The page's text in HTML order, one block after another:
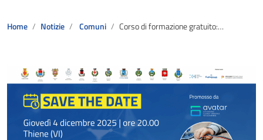
Home Notizie Comuni Corso di formazione gratuito: “Programmazione Arduino”